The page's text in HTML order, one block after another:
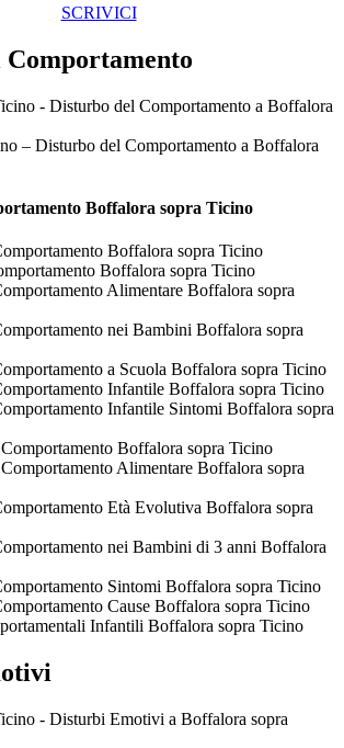
SCRIVICI
– Disturbo del Comportamento a Boffalora
Boffalora sopra Ticino
Boffalora sopra Ticino
Boffalora sopra Ticino
Alimentare Boffalora sopra
nei Bambini Boffalora sopra
a Scuola Boffalora sopra Ticino
Infantile Boffalora sopra Ticino
Infantile Sintomi Boffalora sopra
Boffalora sopra Ticino
Alimentare Boffalora sopra
Età Evolutiva Boffalora sopra
nei Bambini di 3 anni Boffalora
Sintomi Boffalora sopra Ticino
Cause Boffalora sopra Ticino
Infantili Boffalora sopra Ticino